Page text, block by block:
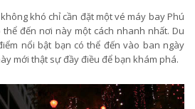
khó chỉ cần đặt một vé máy bay Phú
đến nơi này một cách nhanh nhất. Du
nổi bật bạn có thể đến vào ban ngày
mới thật sự đầy điều để bạn khám phá.